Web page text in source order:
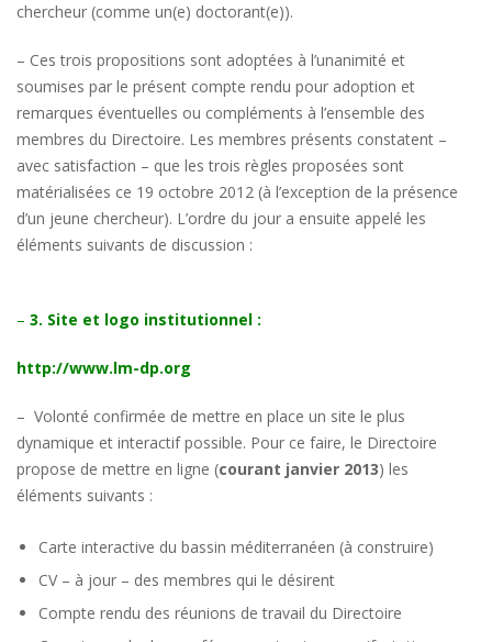
chercheur (comme un(e) doctorant(e)).
– Ces trois propositions sont adoptées à l’unanimité et
soumises par le présent compte rendu pour adoption et
remarques éventuelles ou compléments à l’ensemble des
membres du Directoire. Les membres présents constatent –
avec satisfaction – que les trois règles proposées sont
matérialisées ce 19 octobre 2012 (à l’exception de la présence
d’un jeune chercheur). L’ordre du jour a ensuite appelé les
éléments suivants de discussion :
– 3. Site et logo institutionnel :
http://www.lm-dp.org
– Volonté confirmée de mettre en place un site le plus
dynamique et interactif possible. Pour ce faire, le Directoire
propose de mettre en ligne (courant janvier 2013) les
éléments suivants :
Carte interactive du bassin méditerranéen (à construire)
CV – à jour – des membres qui le désirent
Compte rendu des réunions de travail du Directoire